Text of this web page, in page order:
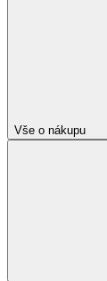
Vše o nákupu